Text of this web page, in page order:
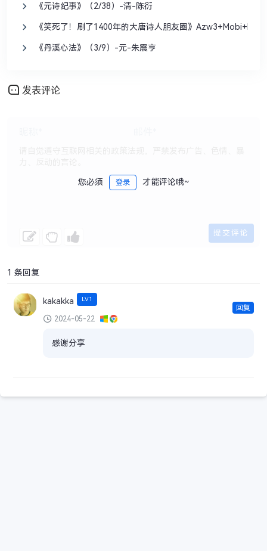
《元诗纪事》（2/38）-清-陈衍
《笑死了！刷了1400年的大唐诗人朋友圈》
《丹溪心法》（3/9）-元-朱震亨
发表评论
您必须 登录 才能评论哦~
1 条回复
kakakka LV1
2024-05-22
感谢分享
回复